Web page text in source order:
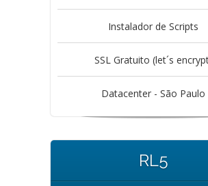
Instalador de Scripts
SSL Gratuito (let´s
Datacenter - São Paulo
RL5